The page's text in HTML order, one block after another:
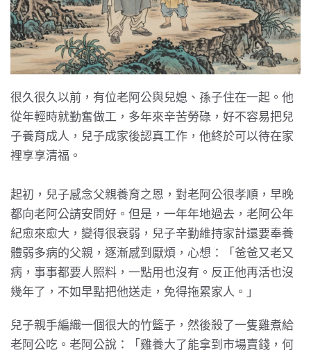
很久很久以前，有位老阿公與兒媳、孫子住在一起。他
從年輕時就勤奮做工，多年來辛苦勞碌，好不容易把兒
子養育成人，兒子成家後認真工作，他終於可以待在家
裡享享清福。
起初，兒子感念父親養育之恩，對老阿公很孝順，早晚
都向老阿公請安問好。但是，一年年地過去，老阿公年
紀愈來愈大，變得很衰弱，兒子辛勤維持家計還要奉養
體弱多病的父親，逐漸感到厭煩，心想：「爸爸又老又
病，事事都要人照料，一點用也沒有。反正他再活也沒
幾年了，不如早點把他送走，免得拖累家人。」
兒子親手編織一個很大的竹籃子，然後殺了一隻雞煮給
老阿公吃。老阿公說：「雞養大了能拿到市場賣錢，何